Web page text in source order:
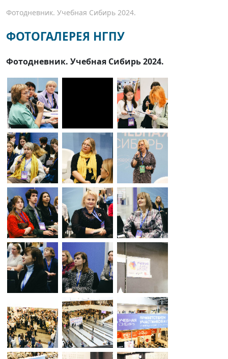
Фотодневник. Учебная Сибирь 2024.
ФОТОГАЛЕРЕЯ НГПУ
Фотодневник. Учебная Сибирь 2024.